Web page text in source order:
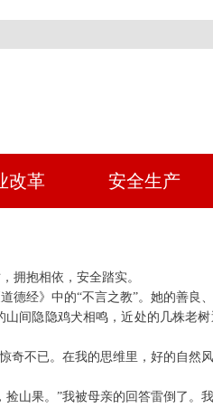
改革 安全生产
拥抱相依，安全踏实。
经》中的“不言之教”。她的善良
间隐隐鸡犬相鸣，近处的几株老
奇不已。在我的思维里，好的自
山果。”我被母亲的回答雷倒了。